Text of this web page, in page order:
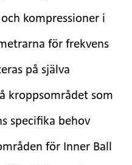
kompressioner i
för frekvens
på själva
kroppsområdet som
specifika behov
för Inner Ball